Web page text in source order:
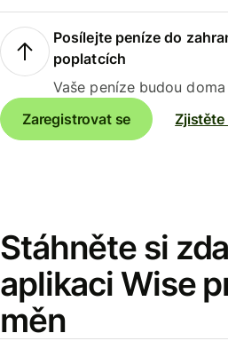
Posílejte peníze do
poplatcích
Vaše peníze budou
Zaregistrovat se
Zjistěte
Stáhněte si
aplikaci Wise
měn